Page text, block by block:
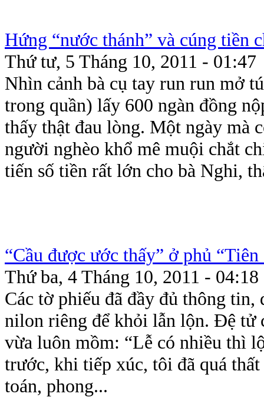
Hứng “nước thánh” và cúng tiền
Thứ tư, 5 Tháng 10, 2011 - 01:47
Nhìn cảnh bà cụ tay run run mở
trong quần) lấy 600 ngàn đồng
thấy thật đau lòng. Một ngày mà
người nghèo khổ mê muội chắt
tiến số tiền rất lớn cho bà Nghi,
“Cầu được ước thấy” ở phủ “Tiên
Thứ ba, 4 Tháng 10, 2011 - 04:18
Các tờ phiếu đã đầy đủ thông
nilon riêng để khỏi lẫn lộn. Đệ tử
vừa luôn mồm: “Lễ có nhiều thì
trước, khi tiếp xúc, tôi đã quá
toán, phong...